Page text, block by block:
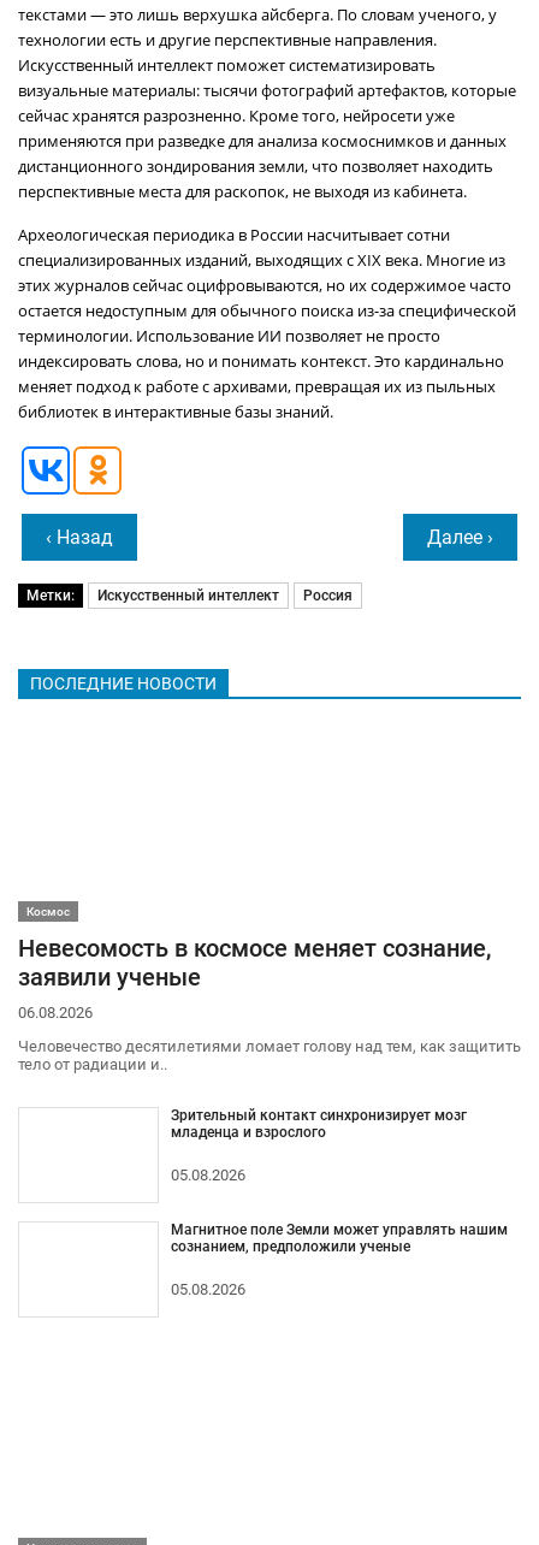
текстами — это лишь верхушка айсберга. По словам ученого, у
технологии есть и другие перспективные направления.
Искусственный интеллект поможет систематизировать
визуальные материалы: тысячи фотографий артефактов, которые
сейчас хранятся разрозненно. Кроме того, нейросети уже
применяются при разведке для анализа космоснимков и данных
дистанционного зондирования земли, что позволяет находить
перспективные места для раскопок, не выходя из кабинета.
Археологическая периодика в России насчитывает сотни
специализированных изданий, выходящих с XIX века. Многие из
этих журналов сейчас оцифровываются, но их содержимое часто
остается недоступным для обычного поиска из-за специфической
терминологии. Использование ИИ позволяет не просто
индексировать слова, но и понимать контекст. Это кардинально
меняет подход к работе с архивами, превращая их из пыльных
библиотек в интерактивные базы знаний.
‹ Назад Далее ›
Метки: Искусственный интеллект Россия
ПОСЛЕДНИЕ НОВОСТИ
Космос
Невесомость в космосе меняет сознание,
заявили ученые
06.08.2026
Человечество десятилетиями ломает голову над тем, как защитить
тело от радиации и..
Зрительный контакт синхронизирует мозг
младенца и взрослого
05.08.2026
Магнитное поле Земли может управлять нашим
сознанием, предположили ученые
05.08.2026